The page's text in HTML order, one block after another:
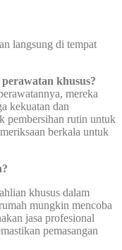
langsung di tempat
khusus?
mereka
kekuatan dan
pembersihan rutin untuk
berkala untuk
khusus dalam
mungkin mencoba
jasa profesional
pemasangan